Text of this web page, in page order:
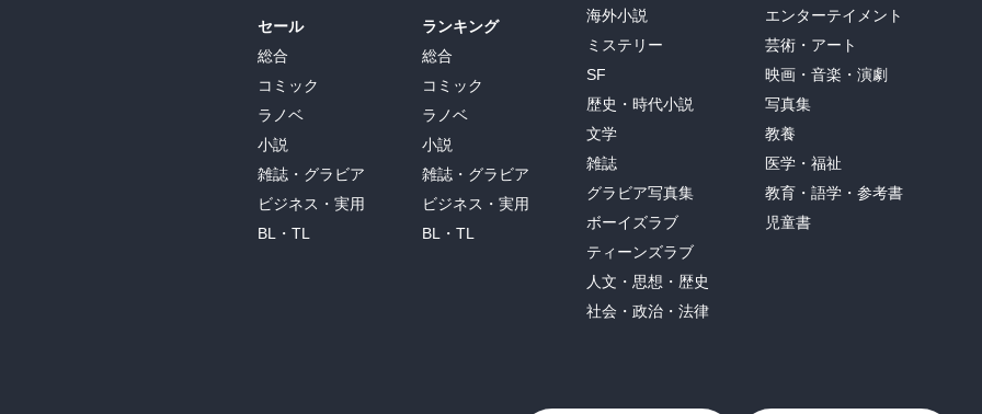
ＳＦといえばスパースオペラと思うような初心者からすればＳＦらしくない世界だったが、人の狂気と底知れな
い欲望がむき出しになった巨大脳の作り出すものは、宗教や社会常識を超えたものに変わる恐れがある。そここ
こに展開する人々の運命が、わが身にいつ起きるかもしれないと感じさせるような力のある興味深い作品だっ
セール
総合
コミック
ラノベ
小説
雑誌・グラビア
ビジネス・実用
BL・TL
ランキング
総合
コミック
ラノベ
小説
雑誌・グラビア
ビジネス・実用
BL・TL
海外小説
ミステリー
SF
歴史・時代小説
文学
雑誌
グラビア写真集
ボーイズラブ
ティーンズラブ
人文・思想・歴史
社会・政治・法律
エンターテイメント
芸術・アート
映画・音楽・演劇
写真集
教養
医学・福祉
教育・語学・参考書
児童書